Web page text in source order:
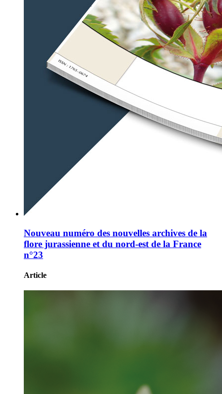
Nouveau numéro des nouvelles archives de la
flore jurassienne et du nord-est de la France
n°23
Article